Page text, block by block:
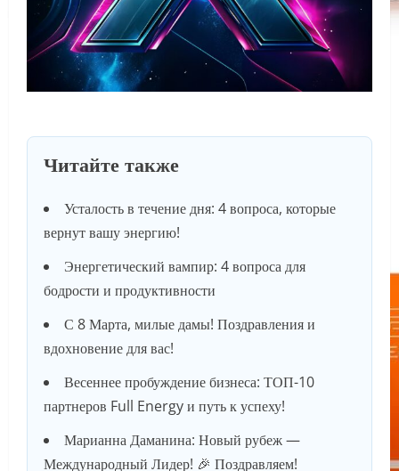
Читайте также
Усталость в течение дня: 4 вопроса, которые
вернут вашу энергию!
Энергетический вампир: 4 вопроса для
бодрости и продуктивности
С 8 Марта, милые дамы! Поздравления и
вдохновение для вас!
Весеннее пробуждение бизнеса: ТОП-10
партнеров Full Energy и путь к успеху!
Марианна Даманина: Новый рубеж —
Международный Лидер! 🎉 Поздравляем!